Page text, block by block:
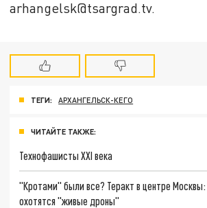
arhangelsk@tsargrad.tv.
ТЕГИ: АРХАНГЕЛЬСК-КЕГО
ЧИТАЙТЕ ТАКЖЕ:
Технофашисты XXI века
"Кротами" были все? Теракт в центре Москвы:
охотятся "живые дроны"